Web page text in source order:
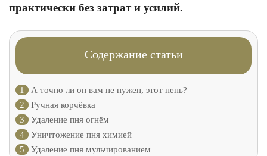
практически без затрат и усилий.
Содержание статьи
1
А точно ли он вам не нужен, этот пень?
2
Ручная корчёвка
3
Удаление пня огнём
4
Уничтожение пня химией
5
Удаление пня мульчированием